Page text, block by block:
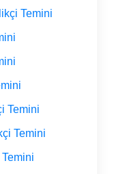
Temini
Temini
Temini